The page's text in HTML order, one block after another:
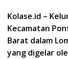
Kolase.id –
Kecamatan
Barat dalam
yang digelar